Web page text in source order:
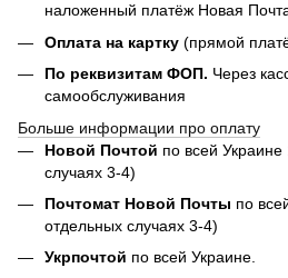
наложенный платёж Новая
Оплата на картку (прямой
По реквизитам ФОП. Через
самообслуживания
Больше информации про оплату
Новой Почтой по всей
случаях 3-4)
Почтомат Новой Почты по
отдельных случаях 3-4)
Укрпочтой по всей Украине.